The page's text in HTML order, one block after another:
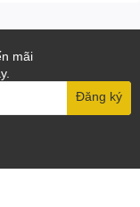
động
giải in
mãi
Đăng ký